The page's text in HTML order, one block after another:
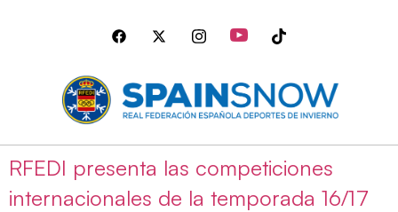
RFEDI presenta las competiciones
internacionales de la temporada 16/17